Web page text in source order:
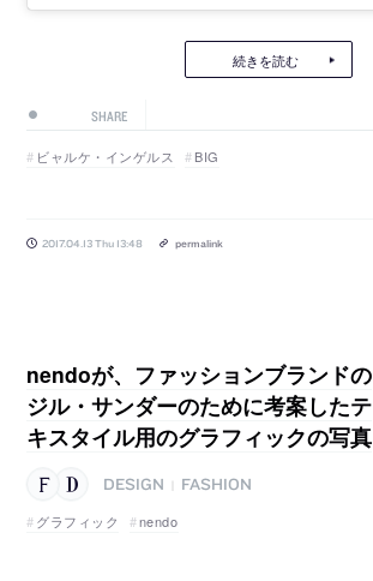
続きを読む
SHARE
ビャルケ・インゲルス BIG
2017.04.13 Thu 13:48 permalink
nendoが、ファッションブランドの
ジル・サンダーのために考案したテ
キスタイル用のグラフィックの写真
DESIGN
FASHION
グラフィック
nendo